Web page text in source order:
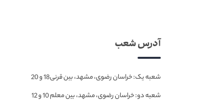
آدرس شعب
شعبه یک: خراسان رضوی، مشهد، بین قرنی18 و 20
شعبه دو: خراسان رضوی، مشهد، بین معلم 10 و 12